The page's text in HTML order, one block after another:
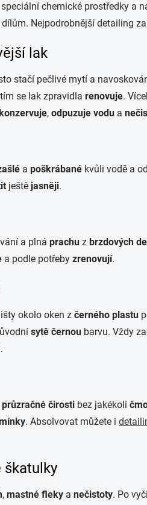
chemické prostředky a
Nejpodrobnější detailing
lak
stačí pečlivé mytí a
se lak zpravidla renovuje.
, odpuzuje vodu a
a poškrábané kvůli vodě a
ještě jasněji.
a plná prachu z brzdových
a podle potřeby zrenovují.
okolo oken z černého plastu
sytě černou barvu. Vždy
průzračné čirosti bez jakékoli
. Absolvovat můžete i
škatulky
, mastné fleky a nečistoty. Po